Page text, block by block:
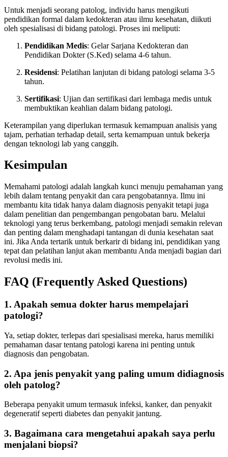
Untuk menjadi seorang patolog, individu harus mengikuti
pendidikan formal dalam kedokteran atau ilmu kesehatan, diikuti
oleh spesialisasi di bidang patologi. Proses ini meliputi:
Pendidikan Medis: Gelar Sarjana Kedokteran dan
Pendidikan Dokter (S.Ked) selama 4-6 tahun.
Residensi: Pelatihan lanjutan di bidang patologi selama 3-5
tahun.
Sertifikasi: Ujian dan sertifikasi dari lembaga medis untuk
membuktikan keahlian dalam bidang patologi.
Keterampilan yang diperlukan termasuk kemampuan analisis yang
tajam, perhatian terhadap detail, serta kemampuan untuk bekerja
dengan teknologi lab yang canggih.
Kesimpulan
Memahami patologi adalah langkah kunci menuju pemahaman yang
lebih dalam tentang penyakit dan cara pengobatannya. Ilmu ini
membantu kita tidak hanya dalam diagnosis penyakit tetapi juga
dalam penelitian dan pengembangan pengobatan baru. Melalui
teknologi yang terus berkembang, patologi menjadi semakin relevan
dan penting dalam menghadapi tantangan di dunia kesehatan saat
ini. Jika Anda tertarik untuk berkarir di bidang ini, pendidikan yang
tepat dan pelatihan lanjut akan membantu Anda menjadi bagian dari
revolusi medis ini.
FAQ (Frequently Asked Questions)
1. Apakah semua dokter harus mempelajari
patologi?
Ya, setiap dokter, terlepas dari spesialisasi mereka, harus memiliki
pemahaman dasar tentang patologi karena ini penting untuk
diagnosis dan pengobatan.
2. Apa jenis penyakit yang paling umum didiagnosis
oleh patolog?
Beberapa penyakit umum termasuk infeksi, kanker, dan penyakit
degeneratif seperti diabetes dan penyakit jantung.
3. Bagaimana cara mengetahui apakah saya perlu
menjalani biopsi?